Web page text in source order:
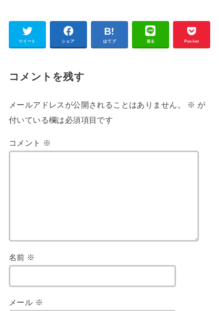
ツイート シェア はてブ 送る Pocket
コメントを残す
メールアドレスが公開されることはありません。 ※ が
付いている欄は必須項目です
コメント ※
名前 ※
メール ※